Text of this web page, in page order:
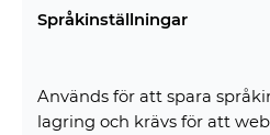
Språkinställningar
Används för att spara
lagring och krävs för att